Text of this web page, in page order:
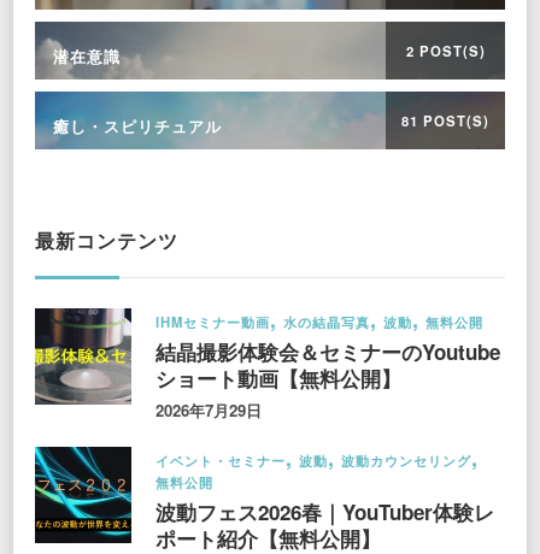
潜在意識 2 POST(S)
癒し・スピリチュアル 81 POST(S)
最新コンテンツ
IHMセミナー動画 水の結晶写真 波動 無料公開
結晶撮影体験会＆セミナーのYoutube
ショート動画【無料公開】
2026年7月29日
イベント・セミナー 波動
波動カウンセリング
無料公開
波動フェス2026春｜YouTuber体験レ
ポート紹介【無料公開】